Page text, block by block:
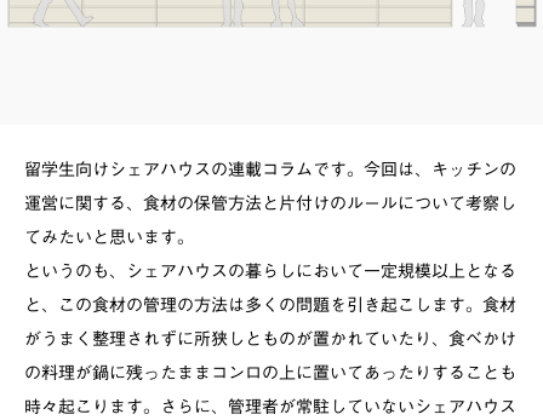
留学生向けシェアハウスの連載コラムです。今回は、キッチンの
運営に関する、食材の保管方法と片付けのルールについて考察し
てみたいと思います。
というのも、シェアハウスの暮らしにおいて一定規模以上となる
と、この食材の管理の方法は多くの問題を引き起こします。食材
がうまく整理されずに所狭しとものが置かれていたり、食べかけ
の料理が鍋に残ったままコンロの上に置いてあったりすることも
時々起こります。さらに、管理者が常駐していないシェアハウス